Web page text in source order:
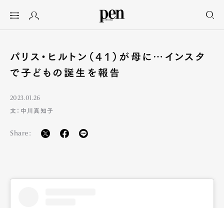
パリス・ヒルトン（41）が母に…インスタ
で子どもの誕生を報告
2023.01.26
文：中川真知子
Share: